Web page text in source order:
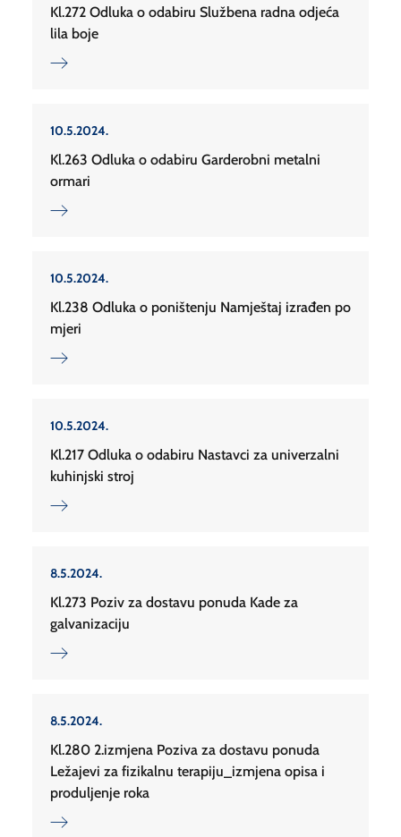
Kl.272 Odluka o odabiru Službena radna odjeća
lila boje
10.5.2024.
Kl.263 Odluka o odabiru Garderobni metalni
ormari
10.5.2024.
Kl.238 Odluka o poništenju Namještaj izrađen po
mjeri
10.5.2024.
Kl.217 Odluka o odabiru Nastavci za univerzalni
kuhinjski stroj
8.5.2024.
Kl.273 Poziv za dostavu ponuda Kade za
galvanizaciju
8.5.2024.
Kl.280 2.izmjena Poziva za dostavu ponuda
Ležajevi za fizikalnu terapiju_izmjena opisa i
produljenje roka